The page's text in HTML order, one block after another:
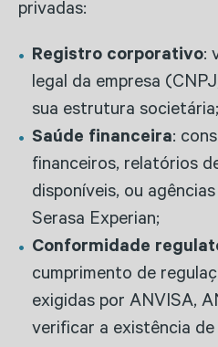
privadas:
Registro corporativo:
legal da empresa
sua estrutura societária;
Saúde financeira:
financeiros, relatórios
disponíveis, ou
Serasa Experian;
Conformidade
cumprimento de
exigidas por ANVISA,
verificar a existência